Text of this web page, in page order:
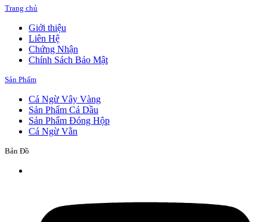
Trang chủ
Giới thiệu
Liên Hệ
Chứng Nhận
Chính Sách Bảo Mật
Sản Phẩm
Cá Ngừ Vây Vàng
Sản Phẩm Cá Dầu
Sản Phẩm Đóng Hộp
Cá Ngừ Vằn
Bản Đồ